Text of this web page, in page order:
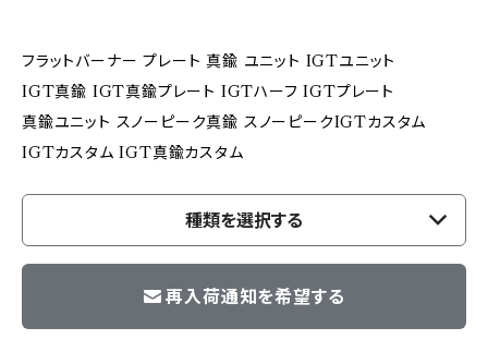
フラットバーナー プレート 真鍮 ユニット IGTユニット
IGT真鍮 IGT真鍮プレート IGTハーフ IGTプレート
真鍮ユニット スノーピーク真鍮 スノーピークIGTカスタム
IGTカスタム IGT真鍮カスタム
種類を選択する
再入荷通知を希望する